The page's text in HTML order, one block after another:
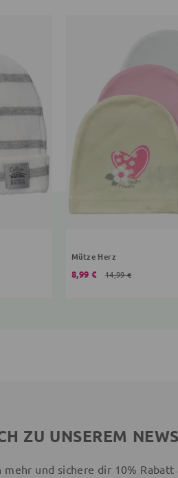
Mütze Herz
8,99 € 14,99 €
ZU UNSEREM
mehr und sichere dir 10%